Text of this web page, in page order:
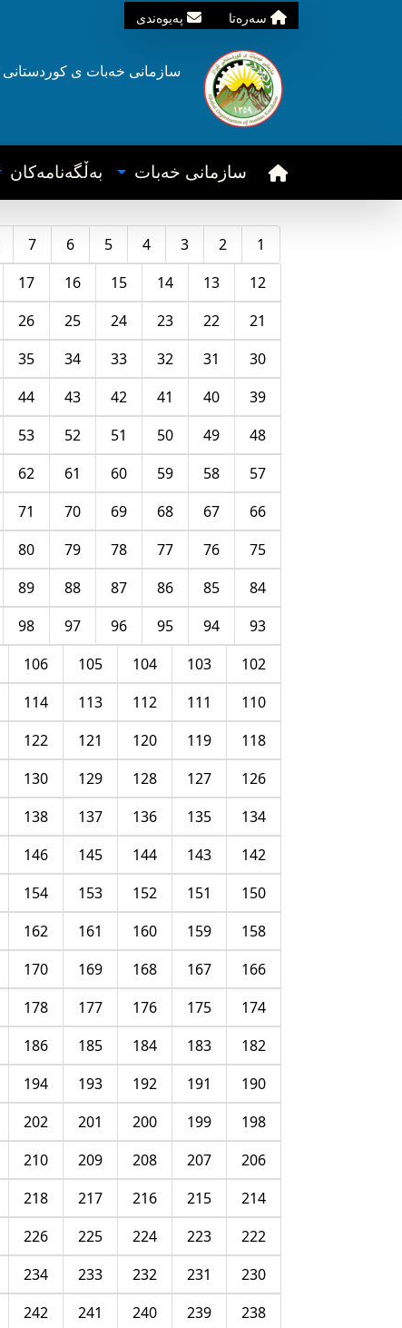
سه‌ره‌تا په‌یوه‌ندی
سازمانی خه‌بات ی کوردستانی
سازمانی خه‌بات به‌ڵگه‌نامه‌کان
1
2
3
4
5
6
7
12
13
14
15
16
17
21
22
23
24
25
26
30
31
32
33
34
35
39
40
41
42
43
44
48
49
50
51
52
53
57
58
59
60
61
62
66
67
68
69
70
71
75
76
77
78
79
80
84
85
86
87
88
89
93
94
95
96
97
98
102
103
104
105
106
110
111
112
113
114
118
119
120
121
122
126
127
128
129
130
134
135
136
137
138
142
143
144
145
146
150
151
152
153
154
158
159
160
161
162
166
167
168
169
170
174
175
176
177
178
182
183
184
185
186
190
191
192
193
194
198
199
200
201
202
206
207
208
209
210
214
215
216
217
218
222
223
224
225
226
230
231
232
233
234
238
239
240
241
242